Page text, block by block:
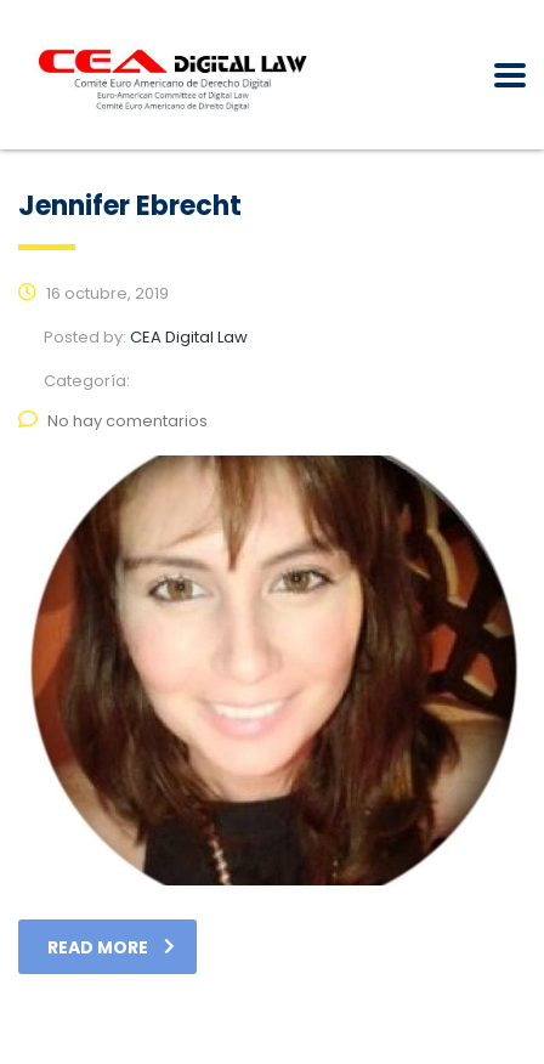
Jennifer Ebrecht
16 octubre, 2019
Posted by: CEA Digital Law
Categoría:
No hay comentarios
READ MORE